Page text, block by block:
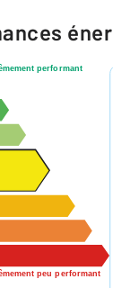
performant
peu performant